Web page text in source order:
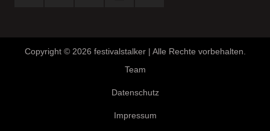
Copyright © 2026 festivalstalker | Alle Rechte vorbehalten.
Team
Datenschutz
Impressum